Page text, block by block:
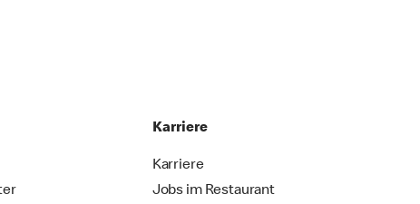
Karriere
Karriere
Jobs im Restaurant